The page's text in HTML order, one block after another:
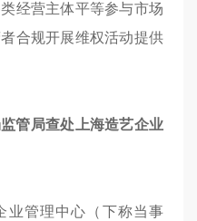
经营主体平等参与市场
合规开展维权活动提供
管局查处上海造艺企业
业管理中心（下称当事